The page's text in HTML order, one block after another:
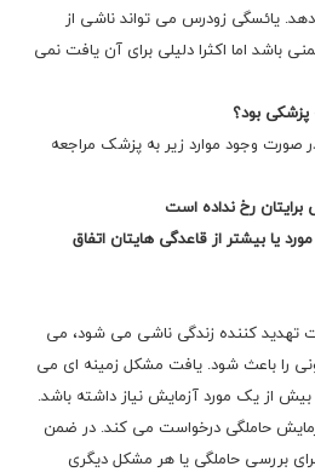
یائسگی زودرس می تواند ناشی از
باشد اما اکثرا دلیلی برای آن یافت نمی
پزشکی بود؟
در صورت وجود موارد زیر به پزشک مراجعه
یا بیشتر از قاعدگی هایتان اتفاق
تهدید کننده زندگی ناشی می شود، می
را باعث شود. یافت مشکل زمینه ای می
بیش از یک مورد آزمایش نیاز داشته باشد.
حاملگی درخواست می کند. در ضمن
بررسی حاملگی یا هر مشکل دیگری